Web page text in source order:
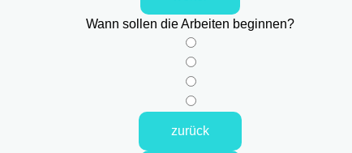
Wann sollen die Arbeiten beginnen?
zurück